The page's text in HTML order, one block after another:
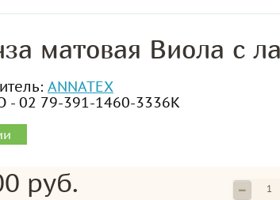
матовая Виола с
ANNATEX
- 02 79-391-1460-3336К
руб.